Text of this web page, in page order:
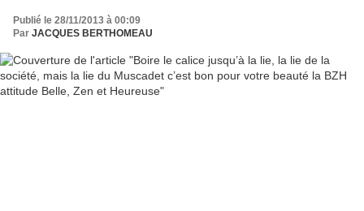
Publié le 28/11/2013 à 00:09
Par JACQUES BERTHOMEAU